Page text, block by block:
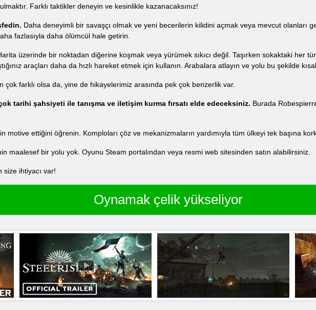
Farklı taktikler deneyin ve kesinlikle kazanacaksınız!
Daha deneyimli bir savaşçı olmak ve yeni becerilerin kilidini açmak veya mevcut olanları
fazlasıyla daha ölümcül hale getirin.
üzerinde bir noktadan diğerine koşmak veya yürümek sıkıcı değil. Taşırken sokaktaki her
araçları daha da hızlı hareket etmek için kullanın. Arabalara atlayın ve yolu bu şekilde
farklı olsa da, yine de hikayelerimiz arasında pek çok benzerlik var.
tarihi şahsiyeti ile tanışma ve iletişim kurma fırsatı elde edeceksiniz. Burada
motive ettiğini öğrenin. Komploları çöz ve mekanizmaların yardımıyla tüm ülkeyi tek başına
maalesef bir yolu yok. Oyunu Steam portalından veya resmi web sitesinden satın alabilirsiniz.
size ihtiyacı var!
Oynamak çelik yükseliyor